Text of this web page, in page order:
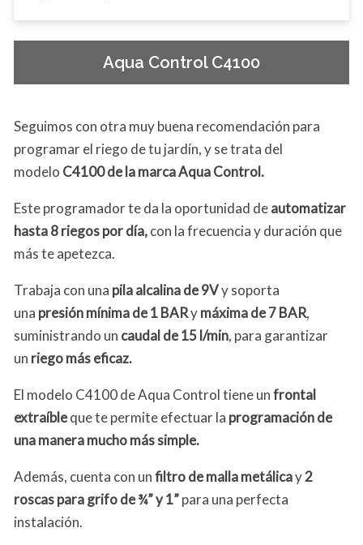
Aqua Control C4100
Seguimos con otra muy buena recomendación para
programar el riego de tu jardín, y se trata del
modelo C4100 de la marca Aqua Control.
Este programador te da la oportunidad deautomatizar
hasta 8 riegos por día,con la frecuencia y duración que
más te apetezca.
Trabaja con una pila alcalina de 9Vy soporta
una presión mínima de 1 BARymáxima de 7 BAR,
suministrando un caudal de 15 l/min, para garantizar
un riego más eficaz.
El modelo C4100 de Aqua Control tiene unfrontal
extraíbleque te permite efectuar la programación de
una manera mucho más simple.
Además, cuenta con unfiltro de malla metálicay2
roscas para grifo de ¾” y 1”para una perfecta
instalación.